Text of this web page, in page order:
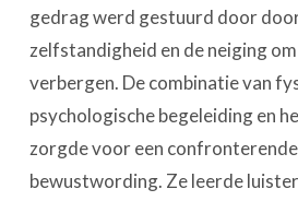
gedrag werd gestuurd door
zelfstandigheid en de neiging
verbergen. De combinatie van
psychologische begeleiding en
zorgde voor een
bewustwording. Ze leerde